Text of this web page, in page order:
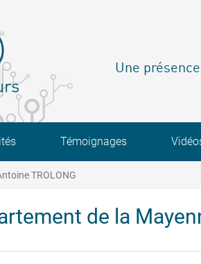
Une
Témoignages
TROLONG
de la